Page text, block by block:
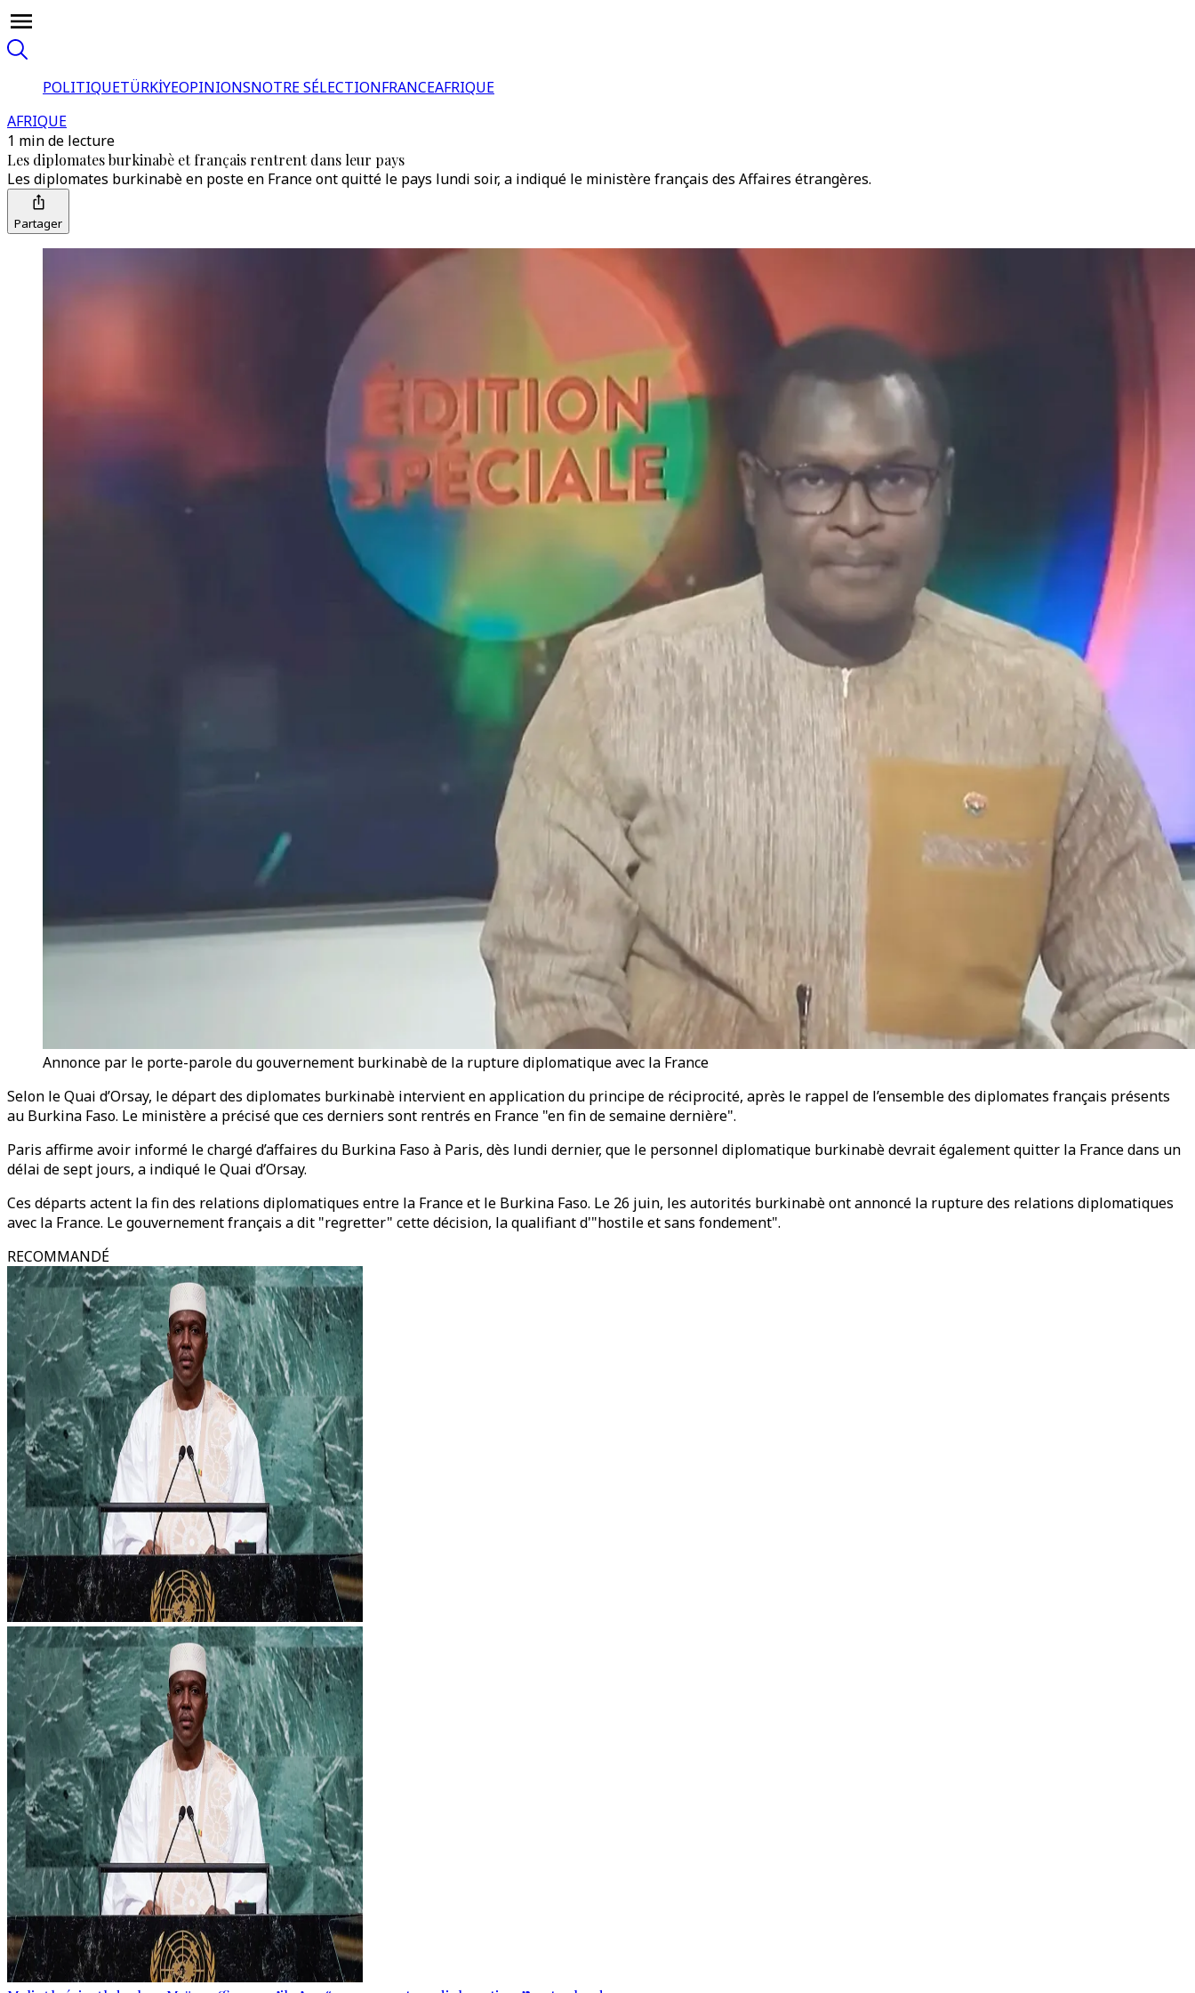
POLITIQUETÜRKİYEOPINIONSNOTRE SÉLECTIONFRANCEAFRIQUE
AFRIQUE
1 min de lecture
Les diplomates burkinabè et français rentrent dans leur pays
Les diplomates burkinabè en poste en France ont quitté le pays lundi soir, a indiqué le ministère français des Affaires étrangères.
Partager
Annonce par le porte-parole du gouvernement burkinabè de la rupture diplomatique avec la France
Selon le Quai d’Orsay, le départ des diplomates burkinabè intervient en application du principe de réciprocité, après le rappel de l’ensemble des diplomates français présents
au Burkina Faso. Le ministère a précisé que ces derniers sont rentrés en France "en fin de semaine dernière".
Paris affirme avoir informé le chargé d’affaires du Burkina Faso à Paris, dès lundi dernier, que le personnel diplomatique burkinabè devrait également quitter la France dans un
délai de sept jours, a indiqué le Quai d’Orsay.
Ces départs actent la fin des relations diplomatiques entre la France et le Burkina Faso. Le 26 juin, les autorités burkinabè ont annoncé la rupture des relations diplomatiques
avec la France. Le gouvernement français a dit "regretter" cette décision, la qualifiant d'"hostile et sans fondement".
RECOMMANDÉ